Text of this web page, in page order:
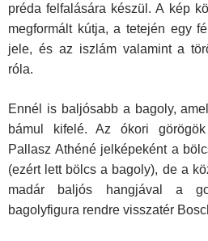
préda felfalására készül. A kép
megformált kútja, a tetején egy
jele, és az iszlám valamint a
róla.
Ennél is baljósabb a bagoly,
bá­mul kifelé. Az ókori
Pallasz Athéné jelképeként a
(ezért lett bölcs a bagoly), de a
madár baljós hangjával a
bagolyfigura rendre visszatér